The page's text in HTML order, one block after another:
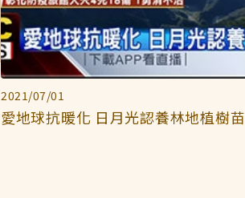
2021/07/01
愛地球抗暖化 日月光認養林地植樹苗